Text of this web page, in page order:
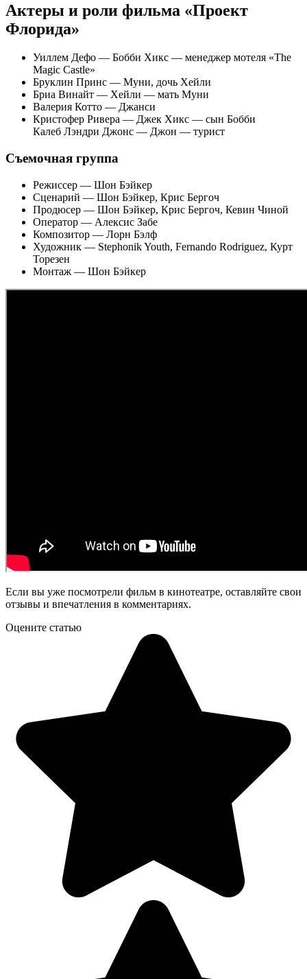
Актеры и роли фильма «Проект
Флорида»
Уиллем Дефо — Бобби Хикс — менеджер мотеля «The
Magic Castle»
Бруклин Принс — Муни, дочь Хейли
Бриа Винайт — Хейли — мать Муни
Валерия Котто — Джанси
Кристофер Ривера — Джек Хикс — сын Бобби
Калеб Лэндри Джонс — Джон — турист
Съемочная группа
Режиссер — Шон Бэйкер
Сценарий — Шон Бэйкер, Крис Бергоч
Продюсер — Шон Бэйкер, Крис Бергоч, Кевин Чиной
Оператор — Алексис Забе
Композитор — Лорн Бэлф
Художник — Stephonik Youth, Fernando Rodriguez, Курт
Торезен
Монтаж — Шон Бэйкер
Если вы уже посмотрели фильм в кинотеатре, оставляйте свои
отзывы и впечатления в комментариях.
Оцените статью